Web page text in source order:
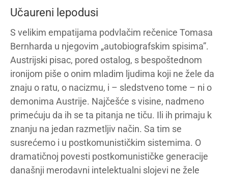
Učaureni lepodusi
S velikim empatijama podvlačim rečenice Tomasa
Bernharda u njegovim „autobiografskim spisima”.
Austrijski pisac, pored ostalog, s bespoštednom
ironijom piše o onim mladim ljudima koji ne žele da
znaju o ratu, o nacizmu, i – sledstveno tome – ni o
demonima Austrije. Najčešće s visine, nadmeno
primećuju da ih se ta pitanja ne tiču. Ili ih primaju k
znanju na jedan razmetljiv način. Sa tim se
susrećemo i u postkomunističkim sistemima. O
dramatičnoj povesti postkomunističke generacije
današnji merodavni intelektualni slojevi ne žele